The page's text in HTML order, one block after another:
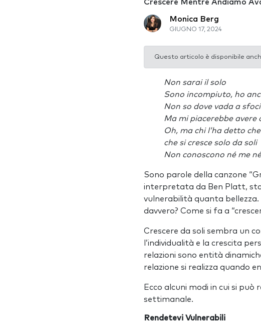
Crescere Mentre Andiamo
Monica Berg
GIUGNO 17, 2024
Questo articolo è disponibile
Non sarai il solo
Sono incompiuto, ho
Non so dove vada a
Ma mi piacerebbe
Oh, ma chi l’ha detto
che si cresce solo da soli
Non conoscono né me
Sono parole della canzone
interpretata da Ben Platt,
vulnerabilità quanta bellezza.
davvero? Come si fa a
Crescere da soli sembra un
l’individualità e la crescita
relazioni sono entità
relazione si realizza quando
Ecco alcuni modi in cui si
settimanale.
Rendetevi Vulnerabili